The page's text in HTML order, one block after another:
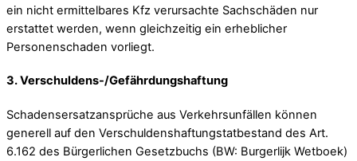
ein nicht ermittelbares Kfz verursachte Sachschäden nur
erstattet werden, wenn gleichzeitig ein erheblicher
Personenschaden vorliegt.
3. Verschuldens-/Gefährdungshaftung
Schadensersatzansprüche aus Verkehrsunfällen können
generell auf den Verschuldenshaftungstatbestand des Art.
6.162 des Bürgerlichen Gesetzbuchs (BW: Burgerlijk Wetboek)